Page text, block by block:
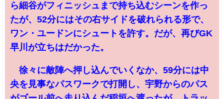
ら細谷がフィニッシュまで持ち込むシーンを作っ
たが、52分にはその右サイドを破れられる形で、
ワン・ユードンにシュートを許す。だが、再びGK
早川が立ちはだかった。
徐々に敵陣へ押し込んでいくなか、59分には中
央を見事なパスワークで打開し、宇野からのパス